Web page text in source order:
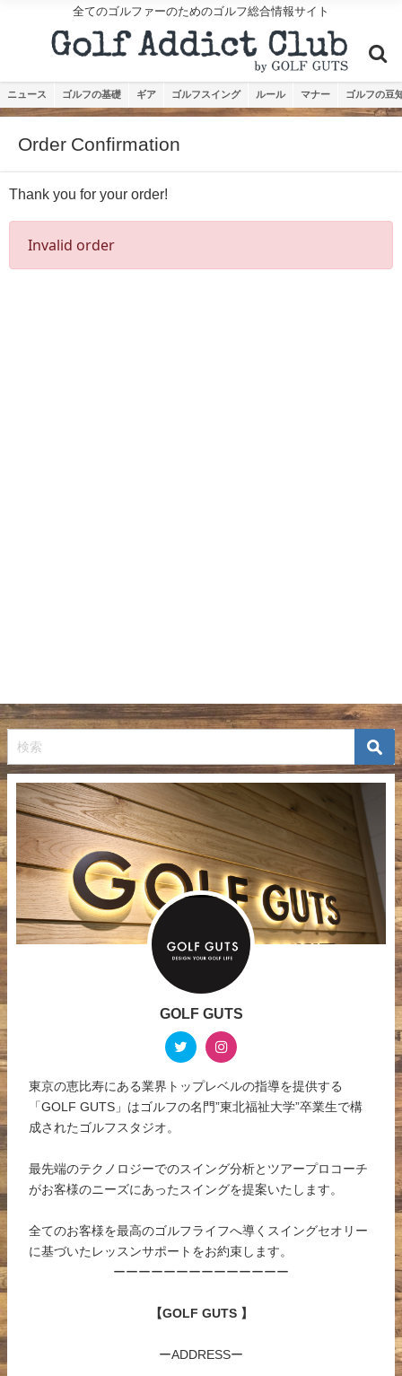
全てのゴルファーのためのゴルフ総合情報サイト
ニュース ゴルフの基礎 ギア ゴルフスイング ルール マナー ゴルフの豆
Order Confirmation
Thank you for your order!
Invalid order
GOLF GUTS
東京の恵比寿にある業界トップレベルの指導を提供する
「GOLF GUTS」はゴルフの名門”東北福祉大学”卒業生で構
成されたゴルフスタジオ。
最先端のテクノロジーでのスイング分析とツアープロコーチ
がお客様のニーズにあったスイングを提案いたします。
全てのお客様を最高のゴルフライフへ導くスイングセオリー
に基づいたレッスンサポートをお約束します。
ーーーーーーーーーーーーーー
【GOLF GUTS 】
ーADDRESSー